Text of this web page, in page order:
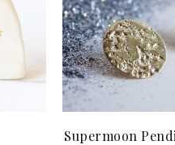
Supermoon